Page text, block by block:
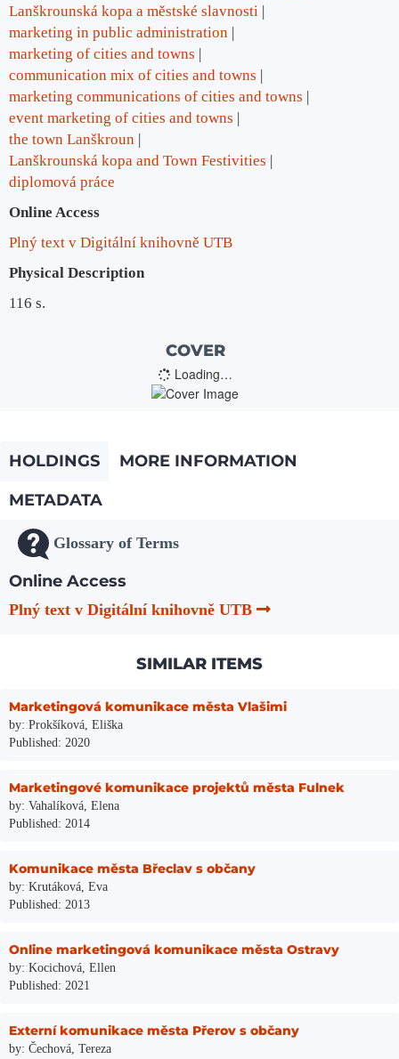
Lanškrounská kopa a městské slavnosti
marketing in public administration
marketing of cities and towns
communication mix of cities and towns
marketing communications of cities and towns
event marketing of cities and towns
the town Lanškroun
Lanškrounská kopa and Town Festivities
diplomová práce
Online Access
Plný text v Digitální knihovně UTB
Physical Description
116 s.
COVER
Loading…
HOLDINGS
MORE INFORMATION
METADATA
Glossary of Terms
Online Access
Plný text v Digitální knihovně UTB
SIMILAR ITEMS
Marketingová komunikace města Vlašimi
by: Prokšíková, Eliška
Published: 2020
Marketingové komunikace projektů města Fulnek
by: Vahalíková, Elena
Published: 2014
Komunikace města Břeclav s občany
by: Krutáková, Eva
Published: 2013
Online marketingová komunikace města Ostravy
by: Kocichová, Ellen
Published: 2021
Externí komunikace města Přerov s občany
by: Čechová, Tereza